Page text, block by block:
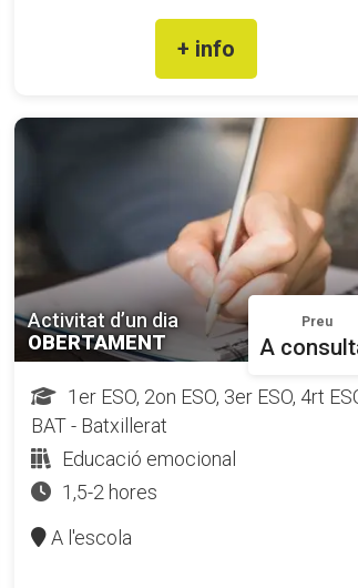
+ info
Activitat d’un dia
OBERTAMENT
Preu
A
1er ESO, 2on ESO, 3er ESO, 4rt
BAT - Batxillerat
Educació emocional
1,5-2 hores
A l'escola